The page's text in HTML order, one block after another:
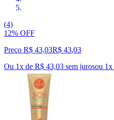
(4)
12% OFF
Preço R$ 43,03R$ 43,03
Ou 1x de R$ 43,03 sem jurosou 1x